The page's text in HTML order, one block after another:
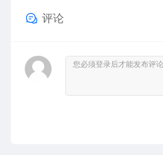
评论